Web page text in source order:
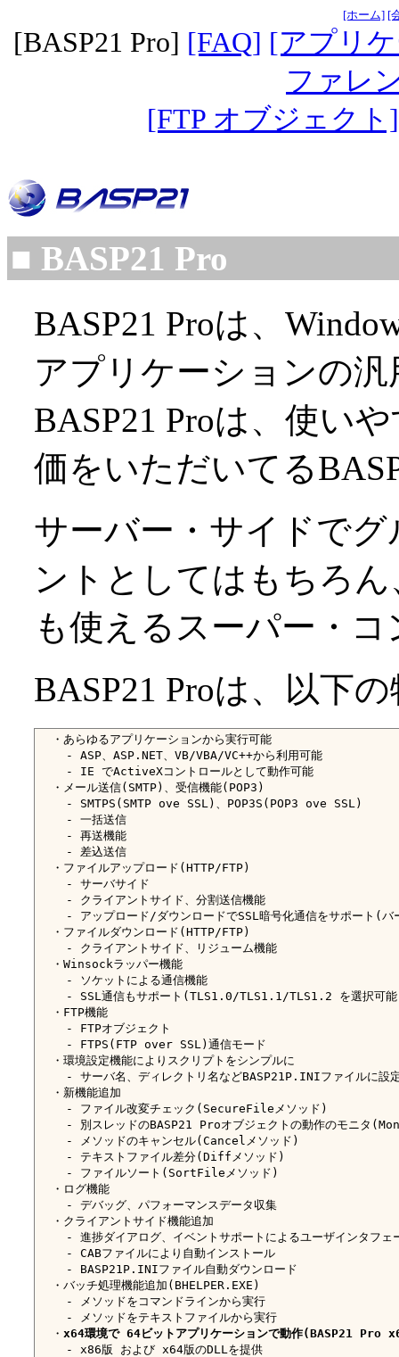
[ホーム] [
[BASP21 Pro] [FAQ] [アプリ
ファレ
[FTP オブジェクト]
■ BASP21 Pro
BASP21 Proは、
アプリケーションの
BASP21 Proは、使い
価をいただいてる
サーバー・サイドで
ントとしてはもちろ
も使えるスーパー・
BASP21 Proは、以下
  ・あらゆるアプリケーションから実行可能
    - ASP、ASP.NET、VB/VBA/VC++から利用可能
    - IE でActiveXコントロールとして動作可能
  ・メール送信(SMTP)、受信機能(POP3)
    - SMTPS(SMTP ove SSL)、POP3S(POP3 ove SSL)
    - 一括送信
    - 再送機能
    - 差込送信
  ・ファイルアップロード(HTTP/FTP)
    - サーバサイド
    - クライアントサイド、分割送信機能
- アップロード/ダウンロードでSSL暗号化通信をサポート(
  ・ファイルダウンロード(HTTP/FTP)
    - クライアントサイド、リジューム機能
  ・Winsockラッパー機能
    - ソケットによる通信機能
- SSL通信もサポート(TLS1.0/TLS1.1/TLS1.2 を選択可
  ・FTP機能
    - FTPオブジェクト
    - FTPS(FTP over SSL)通信モード
  ・環境設定機能によりスクリプトをシンプルに
- サーバ名、ディレクトリ名などBASP21P.INIファイルに設
  ・新機能追加
    - ファイル改変チェック(SecureFileメソッド)
- 別スレッドのBASP21 Proオブジェクトの動作のモニタ
    - メソッドのキャンセル(Cancelメソッド)
    - テキストファイル差分(Diffメソッド)
    - ファイルソート(SortFileメソッド)
  ・ログ機能
    - デバッグ、パフォーマンスデータ収集
  ・クライアントサイド機能追加
- 進捗ダイアログ、イベントサポートによるユーザインタフェ
    - CABファイルにより自動インストール
    - BASP21P.INIファイル自動ダウンロード
  ・バッチ処理機能追加(BHELPER.EXE)
    - メソッドをコマンドラインから実行
    - メソッドをテキストファイルから実行
  ・
x64環境で 64ビットアプリケーションで動作(BASP21 Pro
    - x86版 および x64版のDLLを提供